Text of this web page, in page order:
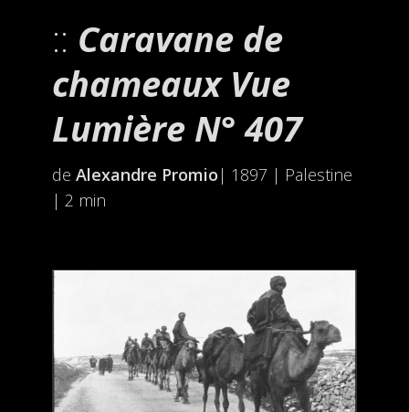
Caravane de
chameaux Vue
Lumière N° 407
de Alexandre Promio | 1897 | Palestine
| 2 min